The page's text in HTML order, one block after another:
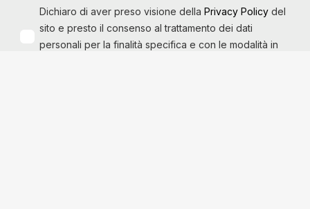
Dichiaro di aver preso visione dellaPrivacy Policy del
sito e presto il consenso al trattamento dei dati
personali per la finalità specifica e con le modalità in